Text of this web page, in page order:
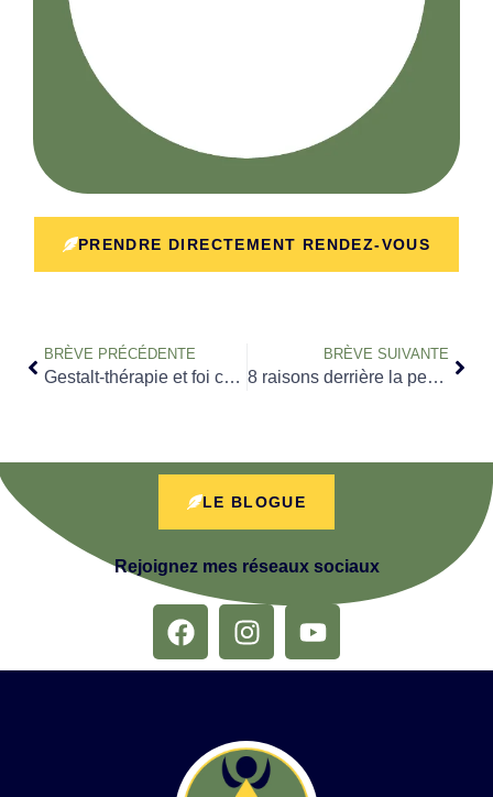
PRENDRE DIRECTEMENT RENDEZ-VOUS
BRÈVE PRÉCÉDENTE
Gestalt-thérapie et foi catholique : sont-elles compatibles
BRÈVE SUIVANTE
8 raisons derrière la peur de la psychothérapie
LE BLOGUE
Rejoignez mes réseaux sociaux